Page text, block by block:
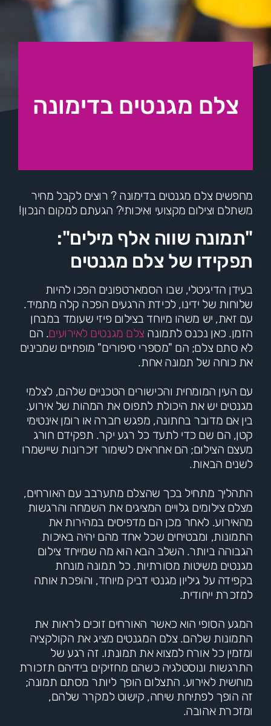
צלם מגנטים בדימונה
מחפשים צלם מגנטים בדימונה ? רוצים לקבל מחיר
משתלם וצילום מקצועי ואיכותי? הגעתם למקום הנכון!
"תמונה שווה אלף מילים":
תפקידו של צלם מגנטים
בעידן הדיגיטלי, שבו הסמארטפונים הפכו להיות
שלוחות של ידינו, לכידת הרגעים הפכה קלה מתמיד.
עם זאת, יש משהו מיוחד בצילום פיזי שעומד במבחן
הזמן. כאן נכנס לתמונה צלם מגנטים לאירועים. הם
לא סתם צלם; הם "מספרי סיפורים" מופתיים שמבינים
את כוחה של תמונה אחת.
עם העין המומחית והכישורים הטכניים שלהם, לצלמי
מגנטים יש את היכולת לתפוס את המהות של אירוע.
בין אם מדובר בחתונה, מפגש חברה או רומן אינטימי
קטן, הם שם כדי לתעד כל רגע יקר. תפקידם חורג
מעצם הצילום; הם אחראים לשימור זיכרונות שיישמרו
לשנים הבאות.
התהליך מתחיל בכך שהצלם מתערבב עם האורחים,
מצלם צילומים גלויים המציגים את השמחה והרגשות
מהאירוע. לאחר מכן הם מדפיסים במהירות את
התמונות, ומבטיחים שכל אחד מהם יהיה באיכות
הגבוהה ביותר. השלב הבא הוא מה שמייחד צילום
מגנטים משיטות מסורתיות. כל תמונה מונחת
בקפידה על גיליון מגנטי דביק מיוחד, והופכת אותה
למזכרת ייחודית.
המגע הסופי הוא כאשר האורחים זוכים לראות את
התמונות שלהם. צלם המגנטים מציג את הקולקציה
ומזמין כל אורח למצוא את תמונתו. זה רגע של
התרגשות ונוסטלגיה כשהם מחזיקים בידיהם תזכורת
מוחשית לאירוע. התצלום הופך ליותר מסתם תמונה;
זה הופך לפתיחת שיחה, קישוט למקרר שלהם,
ומזכרת אהובה.